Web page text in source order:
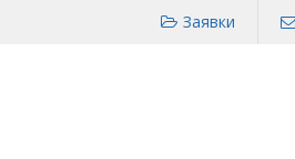
Заявки